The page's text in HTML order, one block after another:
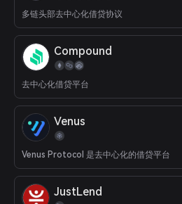
Español
Português (Brasil)
Español (Argentina)
多链头部去中心化借贷协议
Compound
去中心化借贷平台
Venus
Venus Protocol 是去中心化的借贷平台
JustLend